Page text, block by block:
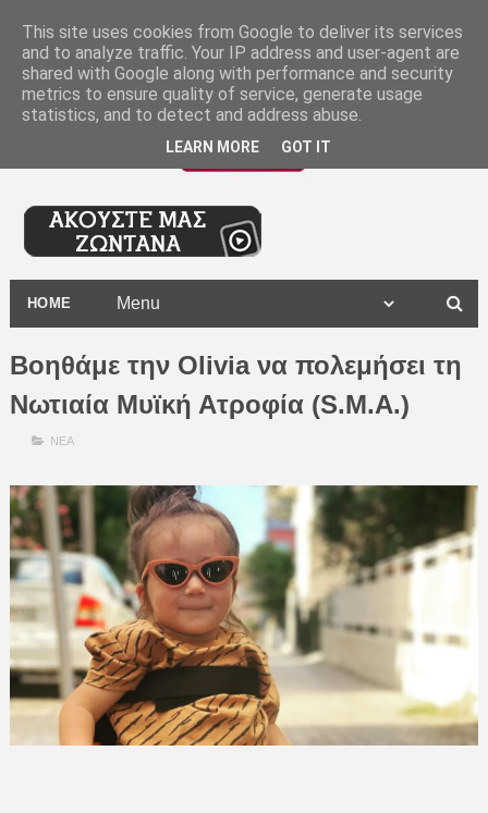
HOME
Βοηθάμε την Olivia να πολεμήσει τη
Νωτιαία Μυϊκή Ατροφία (S.M.A.)
ΝΕΑ
This site uses cookies from Google to deliver its services
and to analyze traffic. Your IP address and user-agent are
shared with Google along with performance and security
metrics to ensure quality of service, generate usage
statistics, and to detect and address abuse.
LEARN MORE GOT IT